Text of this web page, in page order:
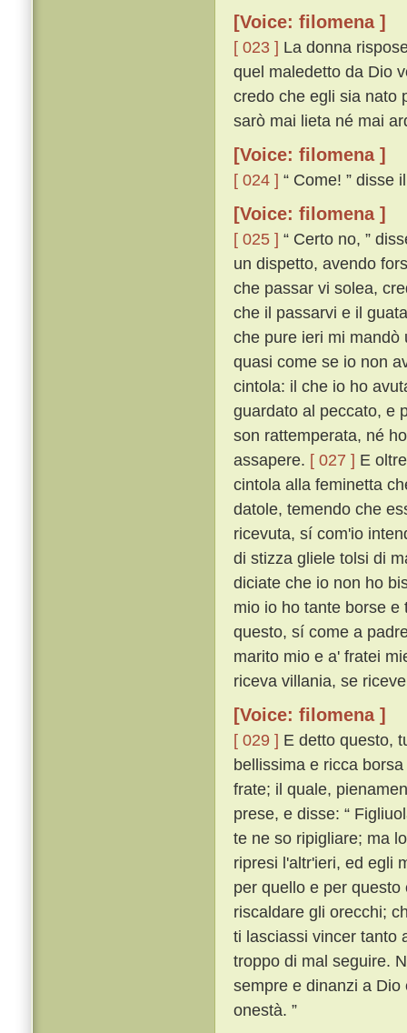
[Voice: filomena ]
[ 023 ] La donna
quel maledetto da Dio
credo che egli sia nato
sarò mai lieta né mai
[Voice: filomena ]
[ 024 ] “ Come! ” disse
[Voice: filomena ]
[ 025 ] “ Certo no, ”
un dispetto, avendo
che passar vi solea,
che il passarvi e il
che pure ieri mi mandò
quasi come se io non
cintola: il che io ho
guardato al peccato, e
son rattemperata, né
assapere. [ 027 ] E
cintola alla feminetta
datole, temendo che
ricevuta, sí com'io
di stizza gliele tolsi di
diciate che io non ho
mio io ho tante borse
questo, sí come a
marito mio e a' fratei
riceva villania, se
[Voice: filomena ]
[ 029 ] E detto questo,
bellissima e ricca
frate; il quale,
prese, e disse: “
te ne so ripigliare; ma
ripresi l'altr'ieri, ed egli
per quello e per
riscaldare gli orecchi;
ti lasciassi vincer tanto
troppo di mal seguire.
sempre e dinanzi a
onestà. ”